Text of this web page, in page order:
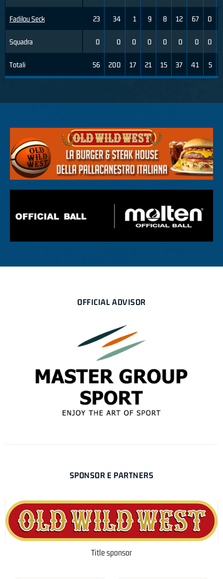
Fadilou Seck
Squadra
Totali
23 34 1 9 8 12 67 0
0 0 0 0 0 0 0 0
56 200 17 21 15 37 41 5
OFFICIAL ADVISOR
SPONSOR E PARTNERS
Title sponsor